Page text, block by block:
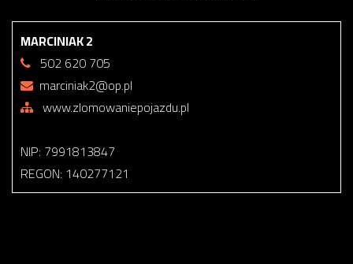
MARCINIAK 2
502 620 705
marciniak2@op.pl
www.zlomowaniepojazdu.pl
NIP: 7991813847
REGON: 140277121